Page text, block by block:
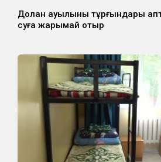
Долан ауылының тұрғындары
суға жарымай отыр